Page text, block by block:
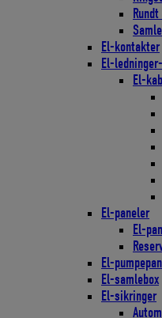
El-kontakter
El-
El-
El-paneler
El-
El-
El-samlebox
El-sikringer